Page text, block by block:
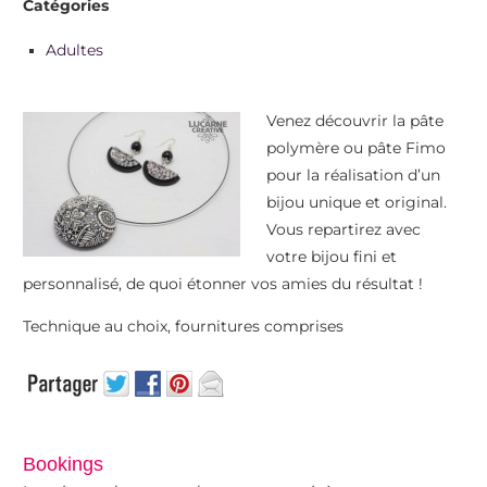
Catégories
Adultes
Venez découvrir la pâte
polymère ou pâte Fimo
pour la réalisation d’un
bijou unique et original.
Vous repartirez avec
votre bijou fini et
personnalisé, de quoi étonner vos amies du résultat !
Technique au choix, fournitures comprises
Bookings